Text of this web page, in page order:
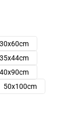
30x60cm
35x44cm
40x90cm
50x100cm